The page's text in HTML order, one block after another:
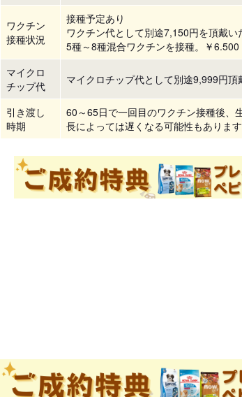
ワクチン
接種状況
接種予定あり
ワクチン代として別途7,150円を頂戴い
5種～8種混合ワクチンを接種。￥
マイクロ
チップ代
マイクロチップ代として別途9,999円頂
引き渡し
時期
60～65日で一回目のワクチン接種後、
長によっては遅くなる可能性もあります
このブリ